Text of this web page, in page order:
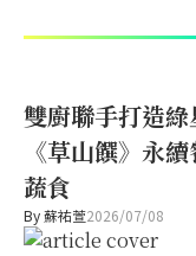
雙廚聯手打造
《草山饌》永
蔬食
By蘇祐萱2026/07/08